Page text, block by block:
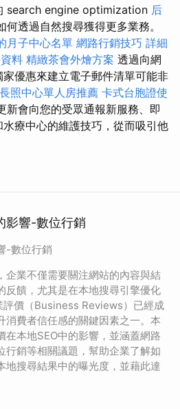
search engine optimization 后
何透過自然搜尋獲得更多業務。
月子中心名單 網路行銷技巧 詳細
料 精緻茶會外燴方案 透過向網
優惠來建立電子郵件清單可能非
長照中心單人房推薦 卡式台胞證使
新會向您的受眾通報新服務、即
療中心的維護技巧，從而吸引他
影響-數位行銷
-數位行銷
企業不僅需要關注網站的內容與結
反饋，尤其是在本地搜尋引擎優化
評價（Business Reviews）已經成
消費者信任感的關鍵因素之一。本
在本地SEO中的影響，並涵蓋網路
行銷等相關議題，幫助企業了解如
地搜尋結果中的曝光度，並藉此達